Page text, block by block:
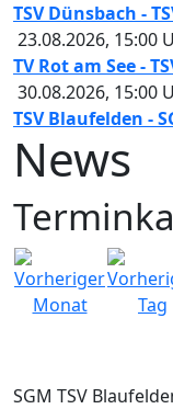
TSV Dünsbach -
23.08.2026, 15:00
TV Rot am See -
30.08.2026, 15:00
TSV Blaufelden -
News
SGM TSV